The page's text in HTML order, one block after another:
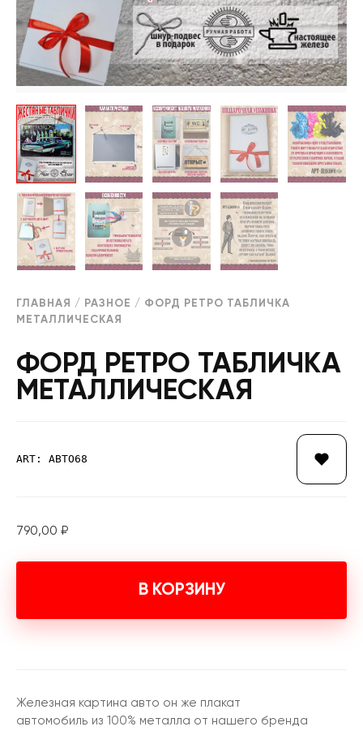
ГЛАВНАЯ / РАЗНОЕ / ФОРД РЕТРО ТАБЛИЧКА
МЕТАЛЛИЧЕСКАЯ
ФОРД РЕТРО ТАБЛИЧКА
МЕТАЛЛИЧЕСКАЯ
ART: АВТО68
790,00 ₽
В КОРЗИНУ
Железная картина авто он же плакат
автомобиль из 100% металла от нашего бренда